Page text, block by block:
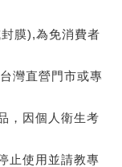
膜),為免消費者
灣直營門市或專
，因個人衛生考
止使用並請教專